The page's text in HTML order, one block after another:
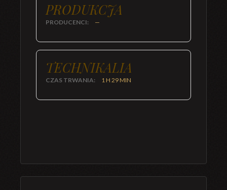
PRODUKCJA
PRODUCENCI: —
TECHNIKALIA
CZAS TRWANIA: 1 H 29 MIN